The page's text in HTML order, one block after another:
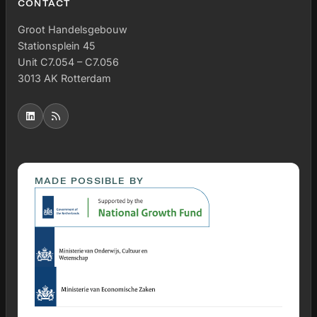
CONTACT
Groot Handelsgebouw
Stationsplein 45
Unit C7.054 – C7.056
3013 AK Rotterdam
MADE POSSIBLE BY